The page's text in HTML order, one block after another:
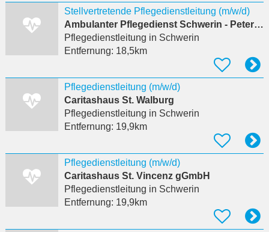
Stellvertretende Pflegedienstleitung (m/w/d)
Ambulanter Pflegedienst Schwerin - Petermännchen
Pflegedienstleitung in Schwerin
Entfernung: 18,5km
Pflegedienstleitung (m/w/d)
Caritashaus St. Walburg
Pflegedienstleitung in Schwerin
Entfernung: 19,9km
Pflegedienstleitung (m/w/d)
Caritashaus St. Vincenz gGmbH
Pflegedienstleitung in Schwerin
Entfernung: 19,9km